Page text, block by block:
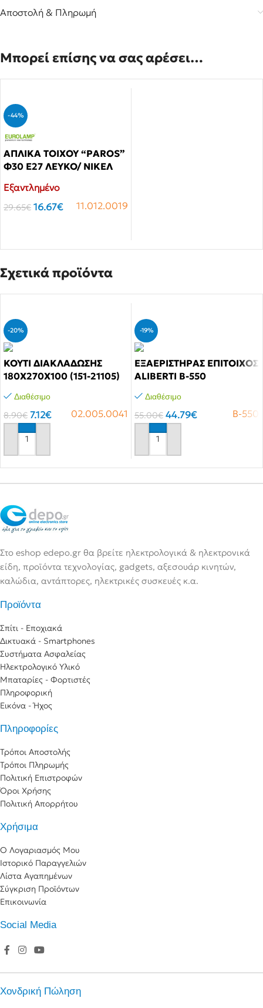
Αποστολή & Πληρωμή
Μπορεί επίσης να σας αρέσει…
-44%
ΑΠΛΙΚΑ ΤΟΙΧΟΥ “PAROS”
Φ30 Ε27 ΛΕΥΚΟ/ ΝΙΚΕΛ
Εξαντλημένο
29.65€ 16.67€ 11.012.0019
Σχετικά προϊόντα
-20%
ΚΟΥΤΙ ΔΙΑΚΛΑΔΩΣΗΣ
180Χ270Χ100 (151-21105)
Διαθέσιμο
8.90€ 7.12€ 02.005.0041
Αγόρασε το
-19%
ΕΞΑΕΡΙΣTΗΡΑΣ ΕΠΙΤΟΙΧΟΣ
ALIBERTI B-550
Διαθέσιμο
55.00€ 44.79€ B-550
Αγόρασε το
Στο eshop edepo.gr θα βρείτε ηλεκτρολογικά & ηλεκτρονικά
είδη, προϊόντα τεχνολογίας, gadgets, αξεσουάρ κινητών,
καλώδια, αντάπτορες, ηλεκτρικές συσκευές κ.α.
Προϊόντα
Σπίτι - Εποχιακά
Δικτυακά - Smartphones
Συστήματα Ασφαλείας
Ηλεκτρολογικό Υλικό
Μπαταρίες - Φορτιστές
Πληροφορική
Εικόνα - Ήχος
Πληροφορίες
Τρόποι Αποστολής
Τρόποι Πληρωμής
Πολιτική Επιστροφών
Όροι Χρήσης
Πολιτική Απορρήτου
Χρήσιμα
Ο Λογαριασμός Μου
Ιστορικό Παραγγελιών
Λίστα Αγαπημένων
Σύγκριση Προϊόντων
Επικοινωνία
Social Media
Χονδρική Πώληση